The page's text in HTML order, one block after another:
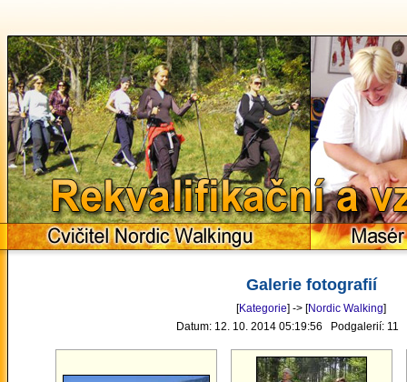
Cvičitel Nordic Walkingu Masér
Galerie fotografií
[Kategorie] -> [Nordic Walking]
Datum: 12. 10. 2014 05:19:56 Podgalerií: 11